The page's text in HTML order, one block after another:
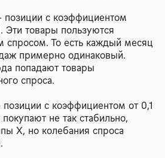
с коэффициентом
Эти товары пользуются
спросом. То есть каждый месяц
примерно одинаковый.
попадают товары
спроса.
с коэффициентом от 0,1
не так стабильно,
X, но колебания спроса